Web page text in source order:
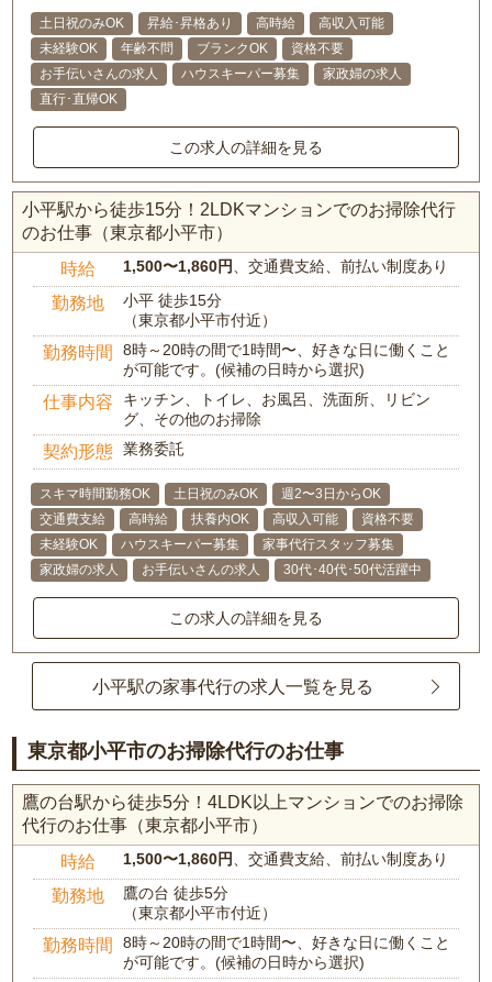
土日祝のみOK 昇給･昇格あり 高時給
高収入可能
未経験OK
年齢不問 ブランクOK
資格不要
お手伝いさんの求人
ハウスキーパー募集
家政婦の求人
直行･直帰OK
この求人の詳細を見る
小平駅から徒歩15分！2LDKマンションでのお掃除代行
のお仕事（東京都小平市）
時給 1,500〜1,860円、交通費支給、前払い制度あり
勤務地
小平 徒歩15分
（東京都小平市付近）
勤務時間
8時～20時の間で1時間〜、好きな日に働くこと
が可能です。(候補の日時から選択)
仕事内容
キッチン、トイレ、お風呂、洗面所、リビン
グ、その他のお掃除
契約形態 業務委託
スキマ時間勤務OK 土日祝のみOK
週2〜3日からOK
交通費支給
高時給 扶養内OK 高収入可能
資格不要
未経験OK
ハウスキーパー募集
家事代行スタッフ募集
家政婦の求人
お手伝いさんの求人 30代･40代･50代活躍中
この求人の詳細を見る
小平駅の家事代行の求人一覧を見る
東京都小平市のお掃除代行のお仕事
鷹の台駅から徒歩5分！4LDK以上マンションでのお掃除
代行のお仕事（東京都小平市）
時給 1,500〜1,860円 、交通費支給、前払い制度あり
勤務地
鷹の台 徒歩5分
（東京都小平市付近）
勤務時間
8時～20時の間で1時間〜、好きな日に働くこと
が可能です。(候補の日時から選択)